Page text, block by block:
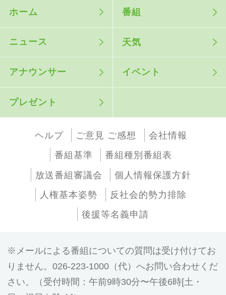
ホーム 番組
ニュース 天気
アナウンサー イベント
プレゼント
ヘルプ ご意見 ご感想
会社情報
番組基準
番組種別番組表
放送番組審議会
個人情報保護方針
人権基本姿勢
反社会的勢力排除
後援等名義申請
メールによる番組についての質問は受け付けてお
りません。026-223-1000（代）へお問い合わせくだ
さい。（受付時間：午前9時30分〜午後6時[土・